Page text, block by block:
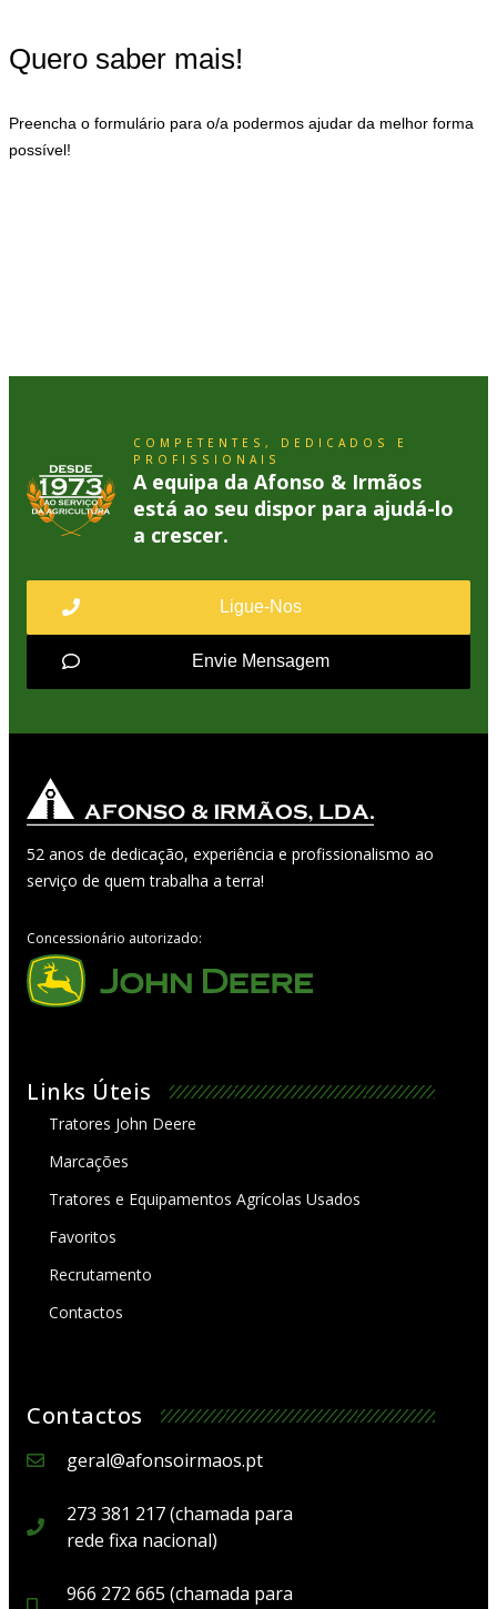
Quero saber mais!
Preencha o formulário para o/a podermos ajudar da melhor forma
possível!
COMPETENTES, DEDICADOS E
PROFISSIONAIS
A equipa da Afonso & Irmãos
está ao seu dispor para ajudá-lo
a crescer.
Ligue-Nos
Envie Mensagem
52 anos de dedicação, experiência e profissionalismo ao
serviço de quem trabalha a terra!
Concessionário autorizado:
Links Úteis
Tratores John Deere
Marcações
Tratores e Equipamentos Agrícolas Usados
Favoritos
Recrutamento
Contactos
Contactos
geral@afonsoirmaos.pt
273 381 217 (chamada para
rede fixa nacional)
966 272 665 (chamada para